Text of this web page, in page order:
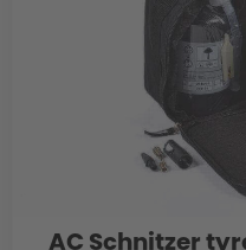
AC Schnitzer